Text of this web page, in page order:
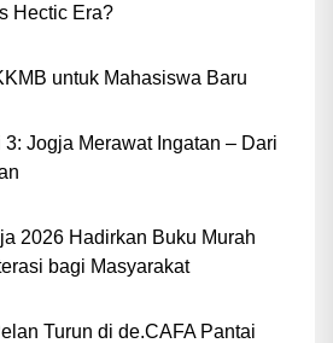
Hectic Era?
untuk Mahasiswa Baru
Jogja Merawat Ingatan – Dari
2026 Hadirkan Buku Murah
bagi Masyarakat
Turun di de.CAFA Pantai